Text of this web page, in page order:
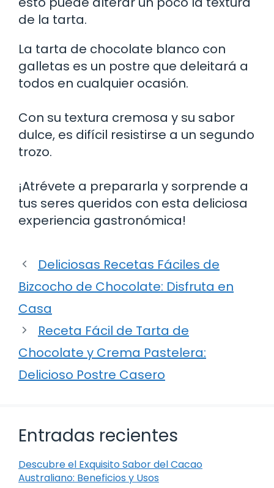
de la tarta.
La tarta de chocolate blanco con
galletas es un postre que deleitará a
todos en cualquier ocasión.
Con su textura cremosa y su sabor
dulce, es difícil resistirse a un segundo
trozo.
¡Atrévete a prepararla y sorprende a
tus seres queridos con esta deliciosa
experiencia gastronómica!
Deliciosas Recetas Fáciles de
Bizcocho de Chocolate: Disfruta en
Casa
Receta Fácil de Tarta de
Chocolate y Crema Pastelera:
Delicioso Postre Casero
Entradas recientes
Descubre el Exquisito Sabor del Cacao
Australiano: Beneficios y Usos